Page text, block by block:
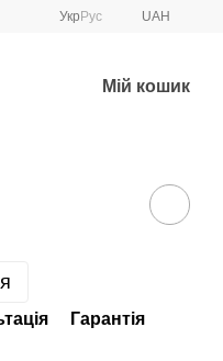
Укр Рус UAH
Мій кошик
Гарантія